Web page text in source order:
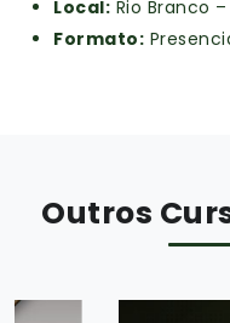
Local: Rio Branco –
Formato:
Outros